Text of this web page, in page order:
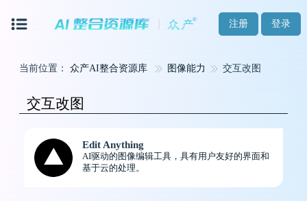
注册 登录
当前位置： 众产AI整合资源库 图像能力 交互改图
交互改图
Edit Anything
AI驱动的图像编辑工具，具有用户友好的界面和
基于云的处理。